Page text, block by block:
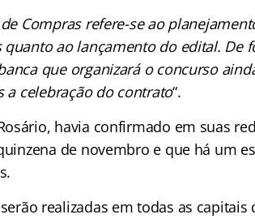
Compras refere-se ao
quanto ao lançamento do edital. De
que organizará o concurso
a celebração do contrato“.
havia confirmado em suas
de novembro e que há um
serão realizadas em todas as capitais